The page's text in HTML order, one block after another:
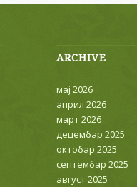
ARCHIVE
мај 2026
април 2026
март 2026
децембар 2025
октобар 2025
септембар 2025
август 2025